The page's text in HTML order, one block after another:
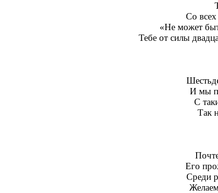
Со
«Не может
Тебе от силы
И мы
С
Так
Его
Среди